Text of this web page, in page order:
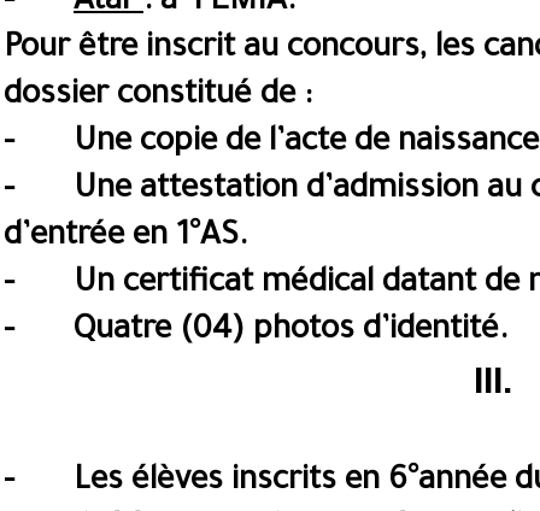
Pour être inscrit au concours, les
dossier constitué de :
- Une copie de l’acte de
- Une attestation d’admission au
d’entrée en 1°AS.
- Un certificat médical datant de
- Quatre (04) photos d’identité.
- Les élèves inscrits en 6°année